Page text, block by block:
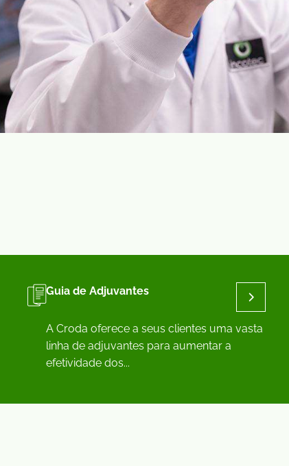
Guia de Adjuvantes
A Croda oferece a seus clientes uma vasta
linha de adjuvantes para aumentar a
efetividade dos...